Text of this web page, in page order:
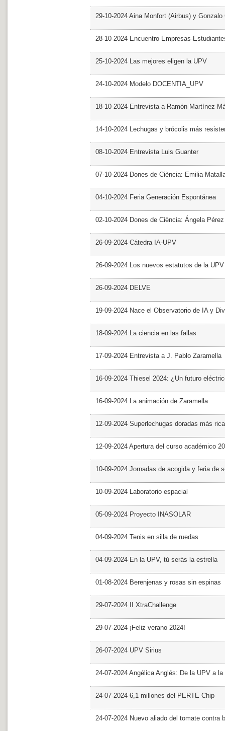
29-10-2024 Aina Monfort (Airbus) y
28-10-2024 Encuentro Empresas-
25-10-2024 Las mejores eligen la UPV
24-10-2024 Modelo DOCENTIA_UPV
18-10-2024 Entrevista a Ramón Martínez
14-10-2024 Lechugas y brócolis más
08-10-2024 Entrevista Luis Guanter
07-10-2024 Dones de Ciència: Emilia
04-10-2024 Feria Generación Espontánea
02-10-2024 Dones de Ciència: Ángela Pérez
26-09-2024 Cátedra IA-UPV
26-09-2024 Los nuevos estatutos de la
26-09-2024 DELVE
19-09-2024 Nace el Observatorio de IA y
18-09-2024 La ciencia en las fallas
17-09-2024 Entrevista a J. Pablo Zaramella
16-09-2024 Thiesel 2024: ¿Un futuro
16-09-2024 La animación de Zaramella
12-09-2024 Superlechugas doradas más
12-09-2024 Apertura del curso académico
10-09-2024 Jornadas de acogida y feria de
10-09-2024 Laboratorio espacial
05-09-2024 Proyecto INASOLAR
04-09-2024 Tenis en silla de ruedas
04-09-2024 En la UPV, tú serás la estrella
01-08-2024 Berenjenas y rosas sin espinas
29-07-2024 II XtraChallenge
29-07-2024 ¡Feliz verano 2024!
26-07-2024 UPV Sirius
24-07-2024 Angélica Anglés: De la UPV a
24-07-2024 6,1 millones del PERTE Chip
24-07-2024 Nuevo aliado del tomate contra